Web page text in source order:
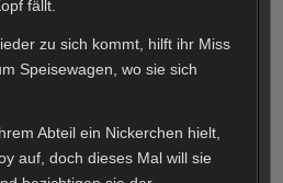
fällt.
zu sich kommt, hilft ihr Miss
Speisewagen, wo sie sich
Abteil ein Nickerchen hielt,
auf, doch dieses Mal will sie